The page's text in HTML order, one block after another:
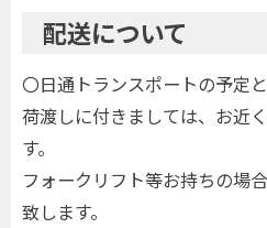
配送について
〇日通トランスポートの予定
荷渡しに付きましては、お近
す。
フォークリフト等お持ちの場
致します。